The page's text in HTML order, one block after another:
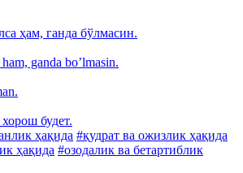
ҳам, ганда бўлмасин.
ganda boʼlmasin.
будет.
ҳақида #қудрат ва ожизлик ҳақида
ҳақида #озодалик ва бетартиблик